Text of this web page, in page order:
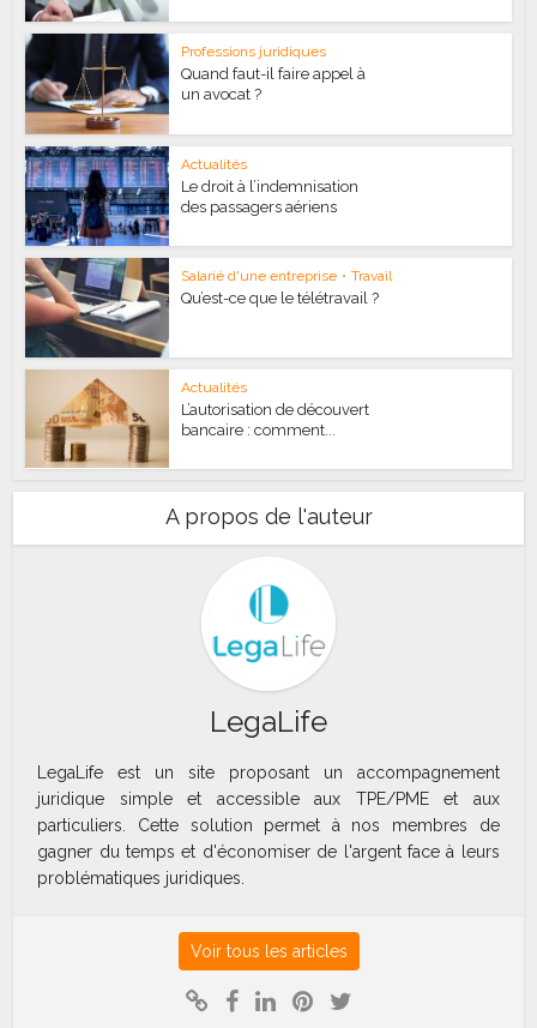
Professions juridiques
Quand faut-il faire appel à
un avocat ?
Actualités
Le droit à l’indemnisation
des passagers aériens
Salarié d'une entreprise • Travail
Qu’est-ce que le télétravail ?
Actualités
L’autorisation de découvert
bancaire : comment...
A propos de l'auteur
LegaLife
LegaLife est un site proposant un accompagnement
juridique simple et accessible aux TPE/PME et aux
particuliers. Cette solution permet à nos membres de
gagner du temps et d'économiser de l'argent face à leurs
problématiques juridiques.
Voir tous les articles